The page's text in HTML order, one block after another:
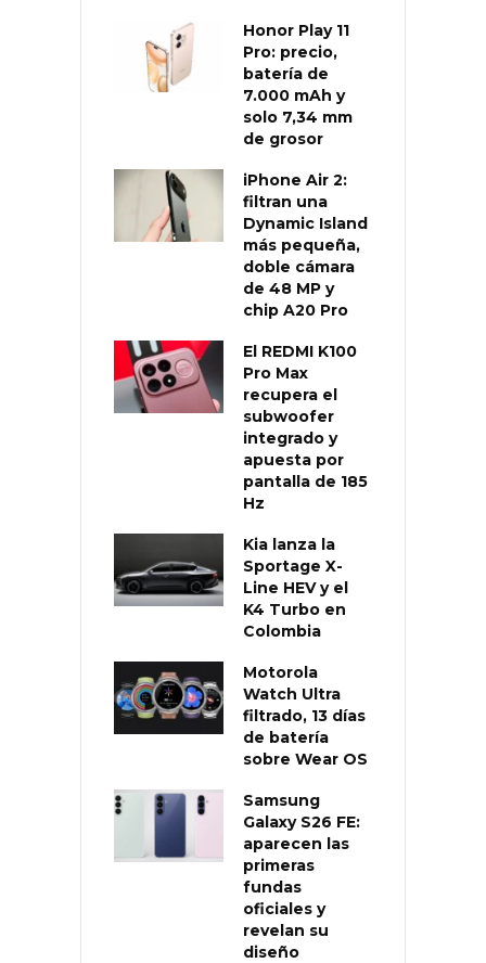
Honor Play 11
Pro: precio,
batería de
7.000 mAh y
solo 7,34 mm
de grosor
iPhone Air 2:
filtran una
Dynamic Island
más pequeña,
doble cámara
de 48 MP y
chip A20 Pro
El REDMI K100
Pro Max
recupera el
subwoofer
integrado y
apuesta por
pantalla de 185
Hz
Kia lanza la
Sportage X-
Line HEV y el
K4 Turbo en
Colombia
Motorola
Watch Ultra
filtrado, 13 días
de batería
sobre Wear OS
Samsung
Galaxy S26 FE:
aparecen las
primeras
fundas
oficiales y
revelan su
diseño